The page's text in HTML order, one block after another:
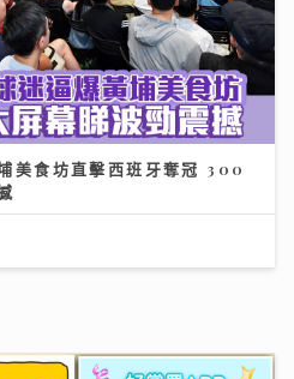
文歌音樂會 近千Fans企住
出「彩膠」